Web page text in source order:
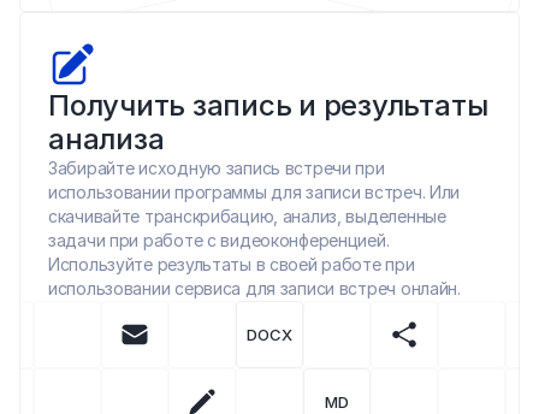
Получить запись и результаты
анализа
Забирайте исходную запись встречи при
использовании программы для записи встреч. Или
скачивайте транскрибацию, анализ, выделенные
задачи при работе с видеоконференцией.
Используйте результаты в своей работе при
использовании сервиса для записи встреч онлайн.
DOCX
MD